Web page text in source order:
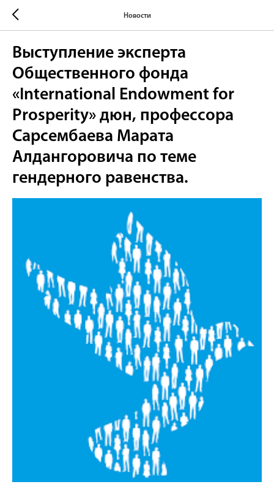
Новости
Выступление эксперта
Общественного фонда
«International Endowment for
Prosperity» дюн, профессора
Сарсембаева Марата
Алдангоровича по теме
гендерного равенства.